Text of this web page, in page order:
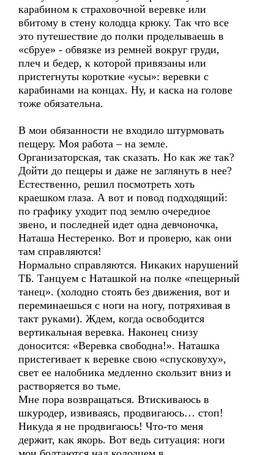
карабином к страховочной веревке или
вбитому в стену колодца крюку. Так что все
это путешествие до полки проделываешь в
«сбруе» - обвязке из ремней вокруг груди,
плеч и бедер, к которой привязаны или
пристегнуты короткие «усы»: веревки с
карабинами на концах. Ну, и каска на голове
тоже обязательна.
В мои обязанности не входило штурмовать
пещеру. Моя работа – на земле.
Организаторская, так сказать. Но как же так?
Дойти до пещеры и даже не заглянуть в нее?
Естественно, решил посмотреть хоть
краешком глаза. А вот и повод подходящий:
по графику уходит под землю очередное
звено, и последней идет одна девчоночка,
Наташа Нестеренко. Вот и проверю, как они
там справляются!
Нормально справляются. Никаких нарушений
ТБ. Танцуем с Наташкой на полке «пещерный
танец». (холодно стоять без движения, вот и
переминаешься с ноги на ногу, потряхивая в
такт руками). Ждем, когда освободится
вертикальная веревка. Наконец снизу
доносится: «Веревка свободна!». Наташка
пристегивает к веревке свою «спусковуху»,
свет ее налобника медленно скользит вниз и
растворяется во тьме.
Мне пора возвращаться. Втискиваюсь в
шкуродер, извиваясь, продвигаюсь… стоп!
Никуда я не продвигаюсь! Что-то меня
держит, как якорь. Вот ведь ситуация: ноги